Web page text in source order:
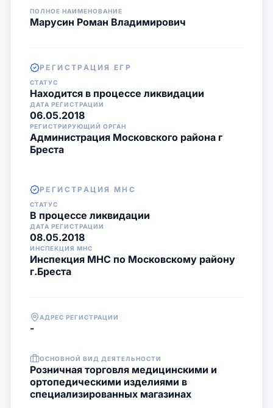
ПОЛНОЕ НАИМЕНОВАНИЕ
Марусин Роман Владимирович
РЕГИСТРАЦИЯ ЕГР
СТАТУС
Находится в процессе ликвидации
ДАТА РЕГИСТРАЦИИ
06.05.2018
РЕГИСТРИРУЮЩИЙ ОРГАН
Администрация Московского района г
Бреста
РЕГИСТРАЦИЯ МНС
СТАТУС
В процессе ликвидации
ДАТА РЕГИСТРАЦИИ
08.05.2018
ИНСПЕКЦИЯ МНС
Инспекция МНС по Московскому району
г.Бреста
АДРЕС РЕГИСТРАЦИИ
-
ОСНОВНОЙ ВИД ДЕЯТЕЛЬНОСТИ
Розничная торговля медицинскими и
ортопедическими изделиями в
специализированных магазинах